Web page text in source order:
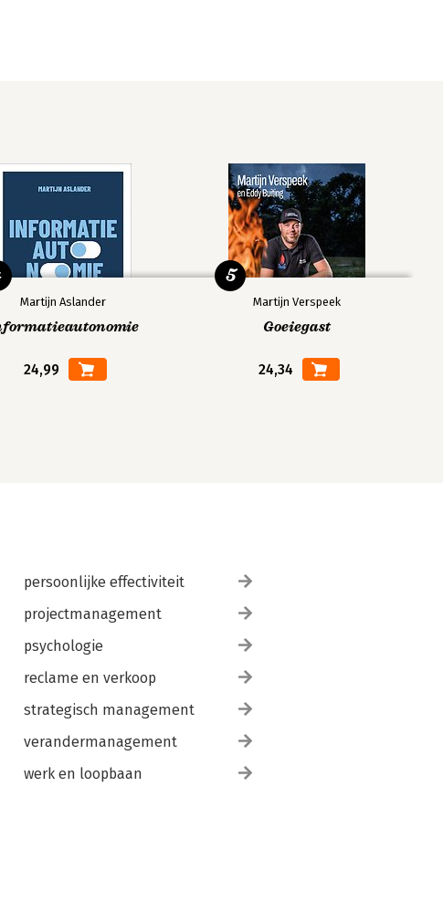
Martijn Aslander
24,99
Martijn Verspeek
Goeiegast
24,34
5
persoonlijke effectiviteit
projectmanagement
psychologie
reclame en verkoop
strategisch management
verandermanagement
werk en loopbaan